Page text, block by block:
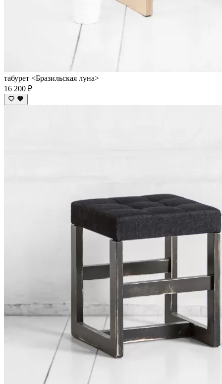
табурет <Бразильская луна>
16 200 ₽